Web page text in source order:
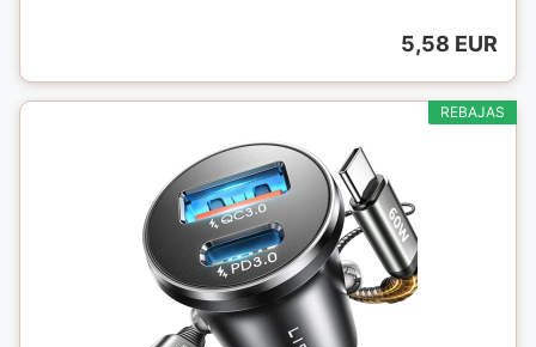
5,58 EUR
REBAJAS